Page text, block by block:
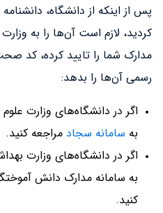
پس از اینکه از دانشگاه،
کردید، لازم است آن‌ها را به
مدارک شما را تایید کرده، کد
رسمی آن‌ها را بدهد:
اگر در دانشگاه‌های وزارت
به سامانه سجاد مراجعه کنید.
اگر در دانشگاه‌های وزارت
به سامانه مدارک دانش
کنید.